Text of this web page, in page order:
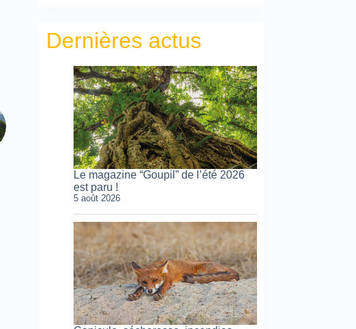
Dernières actus
Le magazine “Goupil” de l’été 2026
est paru !
5 août 2026